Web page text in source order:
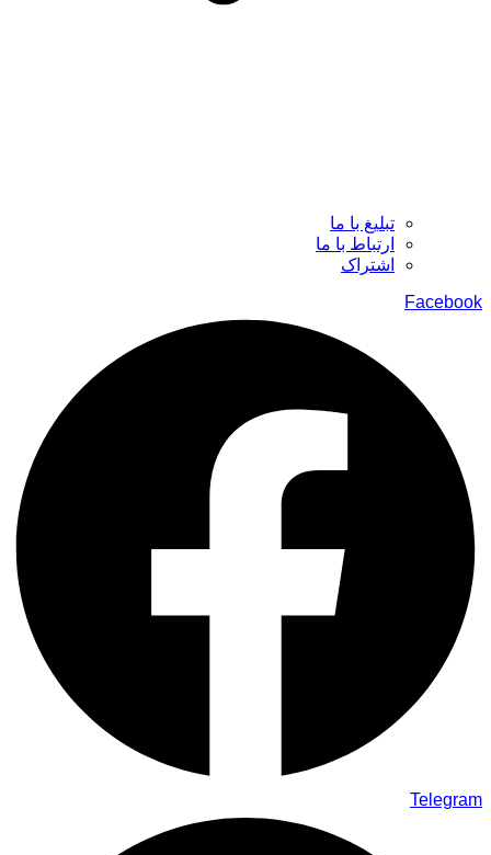
تبلیغ با ما
ارتباط با ما
اشتراک
Facebook
Telegram